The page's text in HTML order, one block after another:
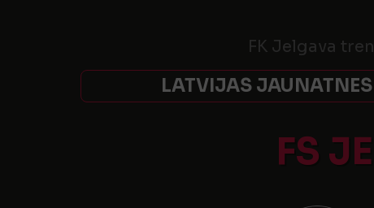
FK Jelgava
LATVIJAS
FS